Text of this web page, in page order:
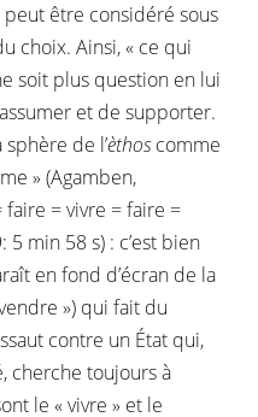
être considéré sous
choix. Ainsi, « ce qui
soit plus question en lui
et de supporter.
de l’èthoscomme
» (Agamben,
faire = vivre = faire =
5 min 58 s) : c’est bien
en fond d’écran de la
») qui fait du
contre un État qui,
cherche toujours à
le « vivre » et le